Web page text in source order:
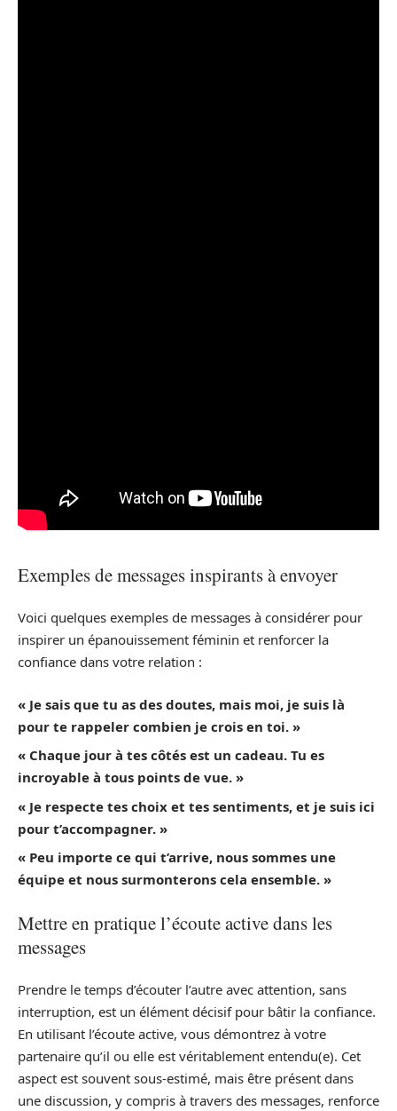
Exemples de messages inspirants à envoyer
Voici quelques exemples de messages à considérer pour
inspirer un épanouissement féminin et renforcer la
confiance dans votre relation :
« Je sais que tu as des doutes, mais moi, je suis là
pour te rappeler combien je crois en toi. »
« Chaque jour à tes côtés est un cadeau. Tu es
incroyable à tous points de vue. »
« Je respecte tes choix et tes sentiments, et je suis ici
pour t’accompagner. »
« Peu importe ce qui t’arrive, nous sommes une
équipe et nous surmonterons cela ensemble. »
Mettre en pratique l’écoute active dans les
messages
Prendre le temps d’écouter l’autre avec attention, sans
interruption, est un élément décisif pour bâtir la confiance.
En utilisant l’écoute active, vous démontrez à votre
partenaire qu’il ou elle est véritablement entendu(e). Cet
aspect est souvent sous-estimé, mais être présent dans
une discussion, y compris à travers des messages, renforce